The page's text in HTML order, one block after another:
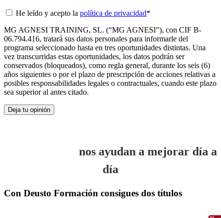
He leído y acepto la política de privacidad*
MG AGNESI TRAINING, SL. (“MG AGNESI”), con CIF B-
06.794.416, tratará sus datos personales para informarle del
programa seleccionado hasta en tres oportunidades distintas. Una
vez transcurridas estas oportunidades, los datos podrán ser
conservados (bloqueados), como regla general, durante los seis (6)
años siguientes o por el plazo de prescripción de acciones relativas a
posibles responsabilidades legales o contractuales, cuando este plazo
sea superior al antes citado.
nos ayudan a mejorar día a
día
Con Deusto Formación consigues dos títulos